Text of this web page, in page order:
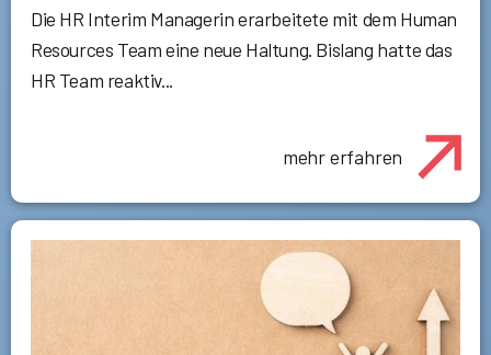
Die HR Interim Managerin erarbeitete mit dem Human
Resources Team eine neue Haltung. Bislang hatte das
HR Team reaktiv...
mehr erfahren